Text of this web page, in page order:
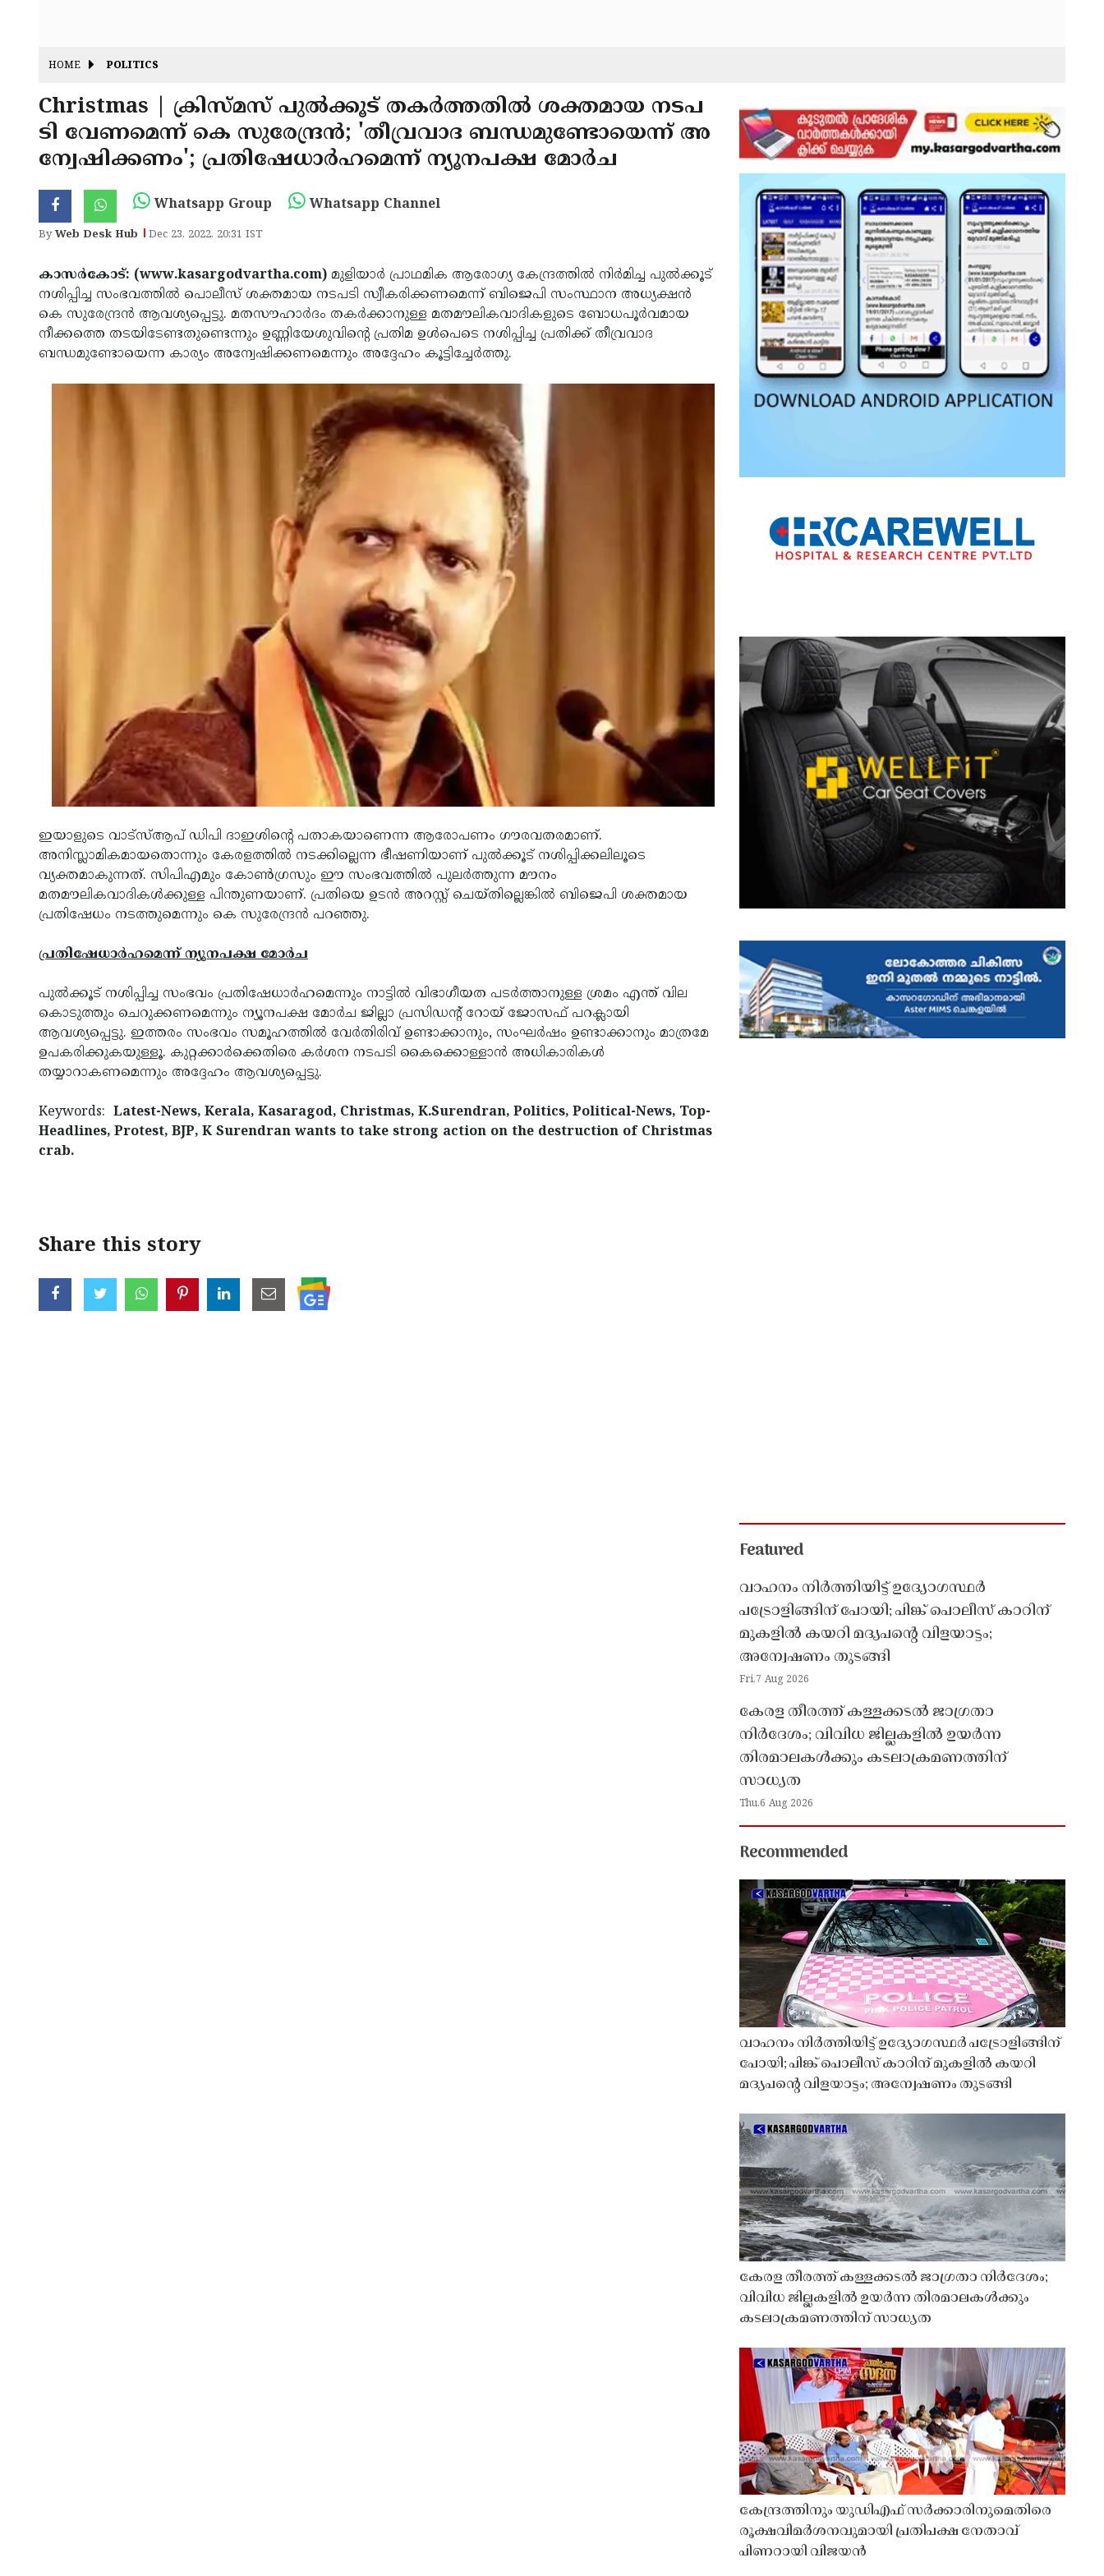
HOME POLITICS
Christmas | ക്രിസ്മസ് പുല്‍ക്കൂട് തകര്‍ത്തതില്‍ ശക്തമായ നടപ
ടി വേണമെന്ന് കെ സുരേന്ദ്രന്‍; 'തീവ്രവാദ ബന്ധമുണ്ടോയെന്ന് അ
ന്വേഷിക്കണം'; പ്രതിഷേധാര്‍ഹമെന്ന് ന്യൂനപക്ഷ മോര്‍ച
Whatsapp Group Whatsapp Channel
ByWeb Desk Hub Dec 23, 2022, 20:31 IST
കാസര്‍കോട്: (www.kasargodvartha.com) മുളിയാര്‍ പ്രാഥമിക ആരോഗ്യ കേന്ദ്രത്തില്‍ നിര്‍മിച്ച പുല്‍ക്കൂട്
നശിപ്പിച്ച സംഭവത്തില്‍ പൊലീസ് ശക്തമായ നടപടി സ്വീകരിക്കണമെന്ന് ബിജെപി സംസ്ഥാന അധ്യക്ഷന്‍
കെ സുരേന്ദ്രന്‍ ആവശ്യപ്പെട്ടു. മതസൗഹാര്‍ദം തകര്‍ക്കാനുള്ള മതമൗലികവാദികളുടെ ബോധപൂര്‍വമായ
നീക്കത്തെ തടയിടേണ്ടതുണ്ടെന്നും ഉണ്ണിയേശുവിന്റെ പ്രതിമ ഉള്‍പെടെ നശിപ്പിച്ച പ്രതിക്ക് തീവ്രവാദ
ബന്ധമുണ്ടോയെന്ന കാര്യം അന്വേഷിക്കണമെന്നും അദ്ദേഹം കൂട്ടിച്ചേര്‍ത്തു.
ഇയാളുടെ വാട്‌സ്ആപ് ഡിപി ദാഇശിന്റെ പതാകയാണെന്ന ആരോപണം ഗൗരവതരമാണ്.
അനിസ്ലാമികമായതൊന്നും കേരളത്തില്‍ നടക്കില്ലെന്ന ഭീഷണിയാണ് പുല്‍ക്കൂട് നശിപ്പിക്കലിലൂടെ
വ്യക്തമാകുന്നത്. സിപിഎമും കോണ്‍ഗ്രസും ഈ സംഭവത്തില്‍ പുലര്‍ത്തുന്ന മൗനം
മതമൗലികവാദികള്‍ക്കുള്ള പിന്തുണയാണ്. പ്രതിയെ ഉടന്‍ അറസ്റ്റ് ചെയ്തില്ലെങ്കില്‍ ബിജെപി ശക്തമായ
പ്രതിഷേധം നടത്തുമെന്നും കെ സുരേന്ദ്രന്‍ പറഞ്ഞു.
പ്രതിഷേധാര്‍ഹമെന്ന് ന്യൂനപക്ഷ മോര്‍ച
പുല്‍ക്കൂട് നശിപ്പിച്ച സംഭവം പ്രതിഷേധാര്‍ഹമെന്നും നാട്ടില്‍ വിഭാഗീയത പടര്‍ത്താനുള്ള ശ്രമം എന്ത് വില
കൊടുത്തും ചെറുക്കണമെന്നും ന്യൂനപക്ഷ മോര്‍ച ജില്ലാ പ്രസിഡന്റ് റോയ് ജോസഫ് പറക്ലായി
ആവശ്യപ്പെട്ടു. ഇത്തരം സംഭവം സമൂഹത്തില്‍ വേര്‍തിരിവ് ഉണ്ടാക്കാനും, സംഘര്‍ഷം ഉണ്ടാക്കാനും മാത്രമേ
ഉപകരിക്കുകയുള്ളൂ. കുറ്റക്കാര്‍ക്കെതിരെ കര്‍ശന നടപടി കൈക്കൊള്ളാന്‍ അധികാരികള്‍
തയ്യാറാകണമെന്നും അദ്ദേഹം ആവശ്യപ്പെട്ടു.
Keywords: Latest-News, Kerala, Kasaragod, Christmas, K.Surendran, Politics, Political-News, Top-
Headlines, Protest, BJP, K Surendran wants to take strong action on the destruction of Christmas
crab.
Share this story
Featured
വാഹനം നിർത്തിയിട്ട് ഉദ്യോഗസ്ഥർ
പട്രോളിങ്ങിന് പോയി; പിങ്ക് പൊലീസ് കാറിന്
മുകളിൽ കയറി മദ്യപൻ്റെ വിളയാട്ടം;
അന്വേഷണം തുടങ്ങി
Fri,7 Aug 2026
കേരള തീരത്ത് കള്ളക്കടൽ ജാഗ്രതാ
നിർദേശം; വിവിധ ജില്ലകളിൽ ഉയർന്ന
തിരമാലകൾക്കും കടലാക്രമണത്തിന്
സാധ്യത
Thu,6 Aug 2026
Recommended
വാഹനം നിർത്തിയിട്ട് ഉദ്യോഗസ്ഥർ പട്രോളിങ്ങിന്
പോയി; പിങ്ക് പൊലീസ് കാറിന് മുകളിൽ കയറി
മദ്യപൻ്റെ വിളയാട്ടം; അന്വേഷണം തുടങ്ങി
കേരള തീരത്ത് കള്ളക്കടൽ ജാഗ്രതാ നിർദേശം;
വിവിധ ജില്ലകളിൽ ഉയർന്ന തിരമാലകൾക്കും
കടലാക്രമണത്തിന് സാധ്യത
കേന്ദ്രത്തിനും യുഡിഎഫ് സർക്കാരിനുമെതിരെ
രൂക്ഷവിമർശനവുമായി പ്രതിപക്ഷ നേതാവ്
പിണറായി വിജയൻ